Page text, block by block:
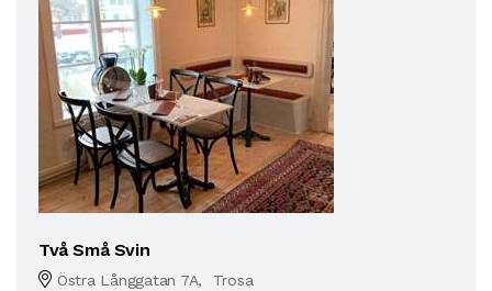
Två Små Svin
Östra Långgatan 7A, Trosa